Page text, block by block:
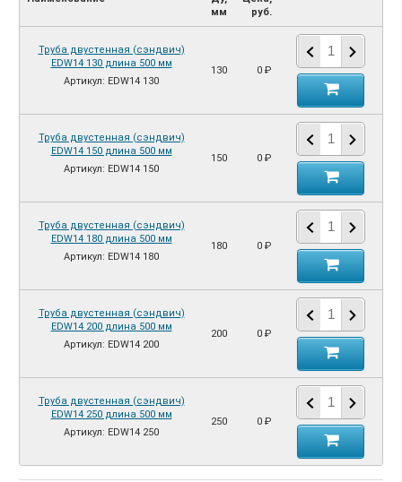
мм
руб.
Труба двустенная (сэндвич)
EDW14 130 длина 500 мм
Артикул: EDW14 130
130 0 ₽
Труба двустенная (сэндвич)
EDW14 150 длина 500 мм
Артикул: EDW14 150
150 0 ₽
Труба двустенная (сэндвич)
EDW14 180 длина 500 мм
Артикул: EDW14 180
180 0 ₽
Труба двустенная (сэндвич)
EDW14 200 длина 500 мм
Артикул: EDW14 200
200 0 ₽
Труба двустенная (сэндвич)
EDW14 250 длина 500 мм
Артикул: EDW14 250
250 0 ₽